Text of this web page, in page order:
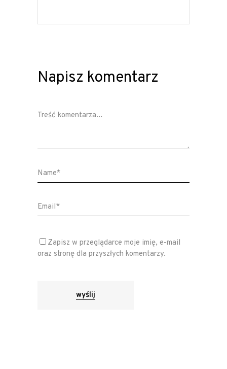
Napisz komentarz
Zapisz w przeglądarce moje imię, e-mail
oraz stronę dla przyszłych komentarzy.
wyślij